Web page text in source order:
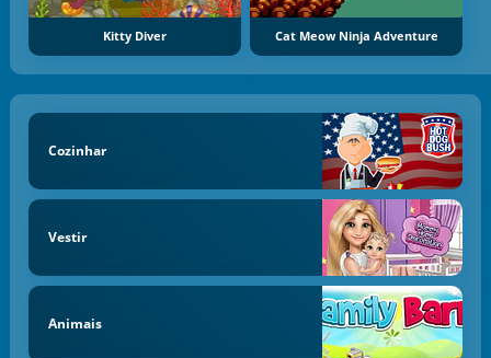
Kitty Diver Cat Meow Ninja Adventure
Cozinhar
Vestir
Animais